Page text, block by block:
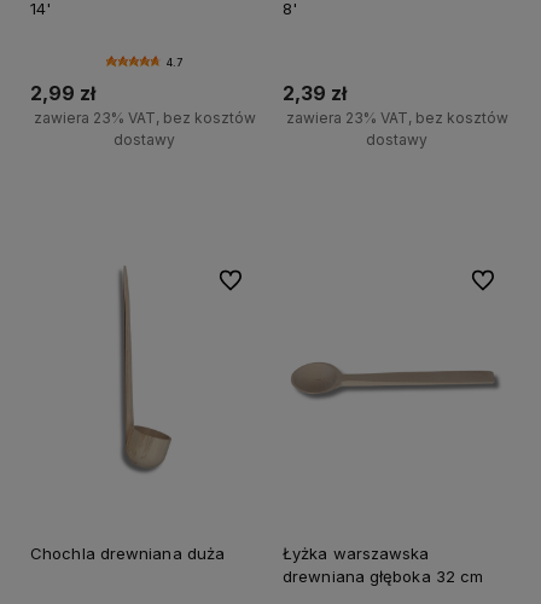
14'
4.7
2,99 zł
zawiera 23% VAT, bez kosztów
dostawy
8'
2,39 zł
zawiera 23% VAT, bez kosztów
dostawy
Chochla drewniana duża
Do ulubionych
Łyżka warszawska
drewniana głęboka 32 cm
Do